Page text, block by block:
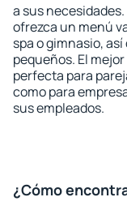
a sus
ofrezca un menú
spa o gimnasio,
pequeños. El
perfecta para
como para
sus empleados.
¿Cómo